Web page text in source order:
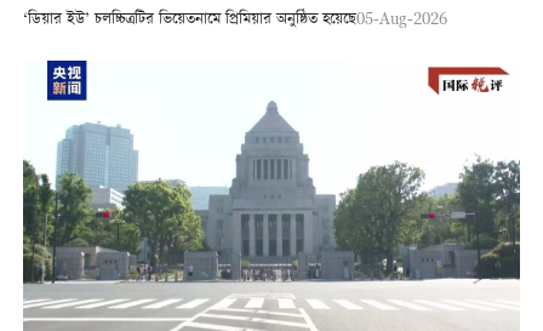
‘ডিয়ার ইউ’ চলচ্চিত্রটির ভিয়েতনামে প্রিমিয়ার অনুষ্ঠিত হয়েছে05-Aug-2026